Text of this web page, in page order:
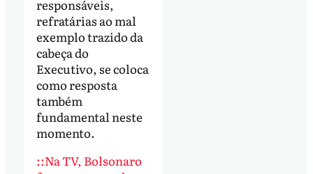
responsáveis,
refratárias ao mal
exemplo trazido da
cabeça do
Executivo, se coloca
como resposta
também
fundamental neste
momento.
::Na TV, Bolsonaro